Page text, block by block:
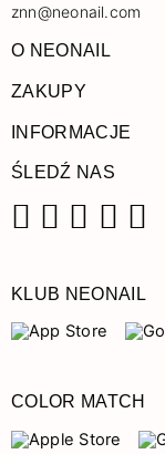
znn@neonail.com
O NEONAIL
ZAKUPY
INFORMACJE
ŚLEDŹ NAS
KLUB NEONAIL
COLOR MATCH